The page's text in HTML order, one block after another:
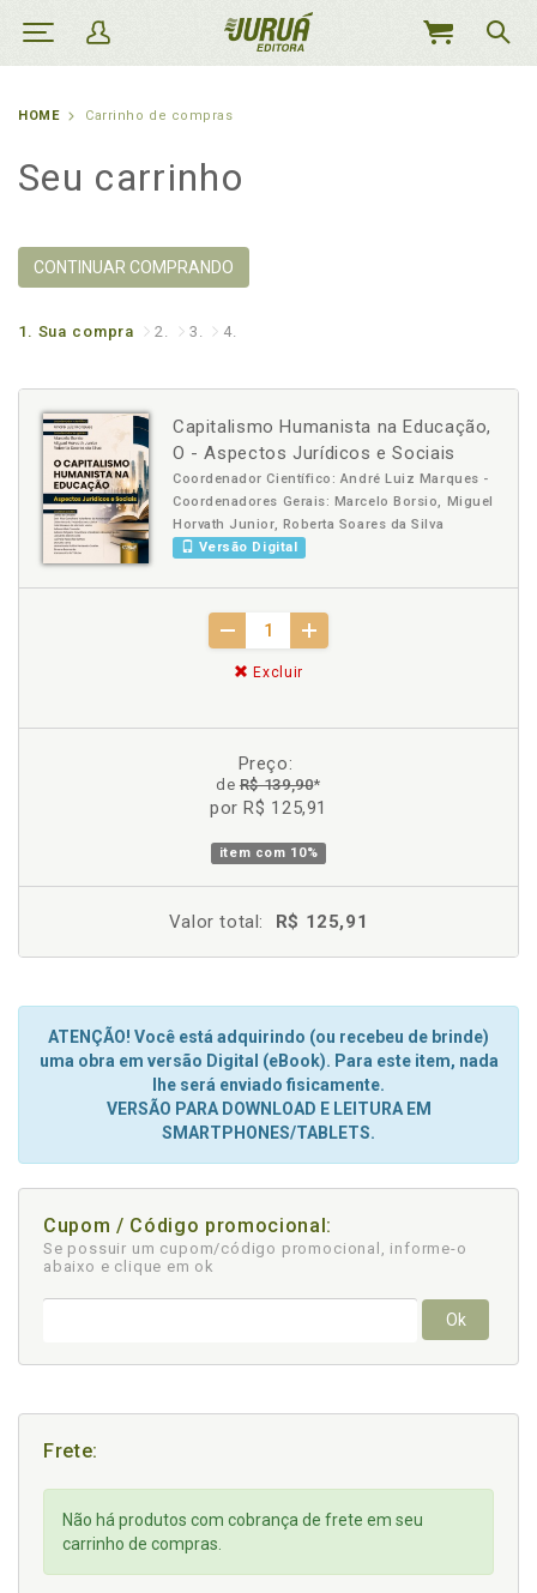
MEU
HOME Carrinho de compras
Seu carrinho
CONTINUAR COMPRANDO
1. Sua compra 2. 3. 4.
Capitalismo Humanista na Educação,
O - Aspectos Jurídicos e Sociais
Coordenador Científico: André Luiz Marques -
Coordenadores Gerais: Marcelo Borsio, Miguel
Horvath Junior, Roberta Soares da Silva
Versão Digital
Excluir
Preço:
deR$ 139,90*
por R$ 125,91
item com 10%
Valor total: R$ 125,91
ATENÇÃO! Você está adquirindo (ou recebeu de brinde)
uma obra em versão Digital (eBook). Para este item, nada
lhe será enviado fisicamente.
VERSÃO PARA DOWNLOAD E LEITURA EM
SMARTPHONES/TABLETS.
Cupom / Código promocional:
Se possuir um cupom/código promocional, informe-o
abaixo e clique em ok
Ok
Frete:
Não há produtos com cobrança de frete em seu
carrinho de compras.